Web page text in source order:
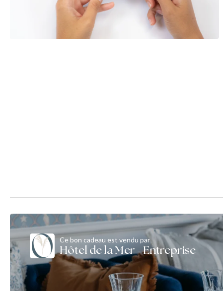
Ce bon cadeau est vendu par
Hôtel de la Mer - Entreprise